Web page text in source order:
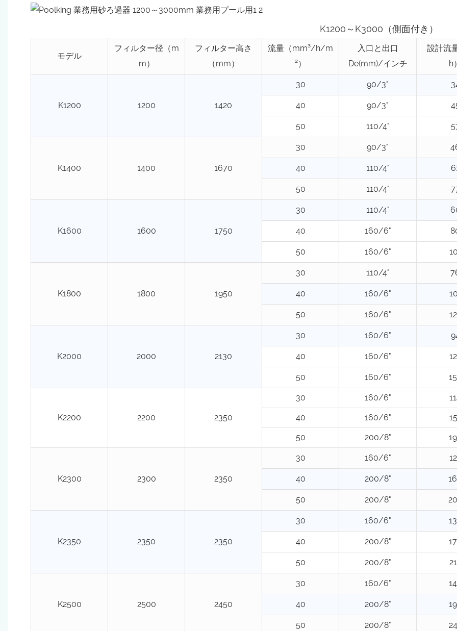
K1200～K3000（側面付き）
モデル
フィルター径（m
m）
フィルター高さ
（mm）
流量（mm³/h/m
²）
入口と出口
De(mm)/インチ
設計流
h）
K1200 1200 1420
30 90/3"
40 90/3"
50 110/4"
K1400 1400 1670
30 90/3"
40 110/4"
50 110/4"
K1600 1600 1750
30 110/4"
40 160/6"
50 160/6"
K1800 1800 1950
30 110/4"
40 160/6"
50 160/6"
K2000 2000 2130
30 160/6"
40 160/6"
50 160/6"
K2200 2200 2350
30 160/6"
40 160/6"
50 200/8"
K2300 2300 2350
30 160/6"
40 200/8"
50 200/8"
K2350 2350 2350
30 160/6"
40 200/8"
50 200/8"
K2500 2500 2450
30 160/6"
40 200/8"
50 200/8"